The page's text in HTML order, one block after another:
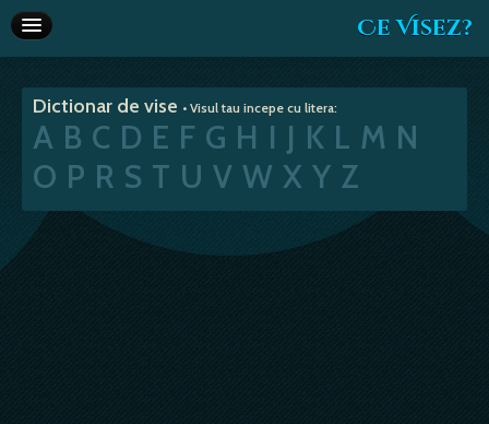
Ce Visez?
Interpretare vise
Articole
Va recomandam
Dictionar de vise • Visul tau incepe cu litera:
A B C D E F G H I J K L M N
O P R S T U V W X Y Z